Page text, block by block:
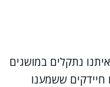
נתקלים במושגים
ששמענו